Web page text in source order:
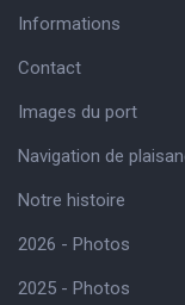
Informations
Contact
Images du port
Navigation de
Notre histoire
2026 - Photos
2025 - Photos